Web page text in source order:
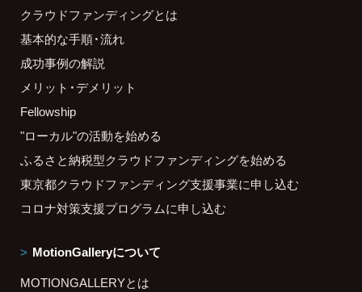
クラウドファンディングとは
基本的な手順・流れ
成功事例の解説
メリット・デメリット
Fellowship
"ローカル"の活動を始める
ふるさと納税型クラウドファンディングを始める
東京都クラウドファンディング支援事業に申し込む
コロナ対策支援プログラムに申し込む
MotionGalleryについて
MOTIONGALLERYとは